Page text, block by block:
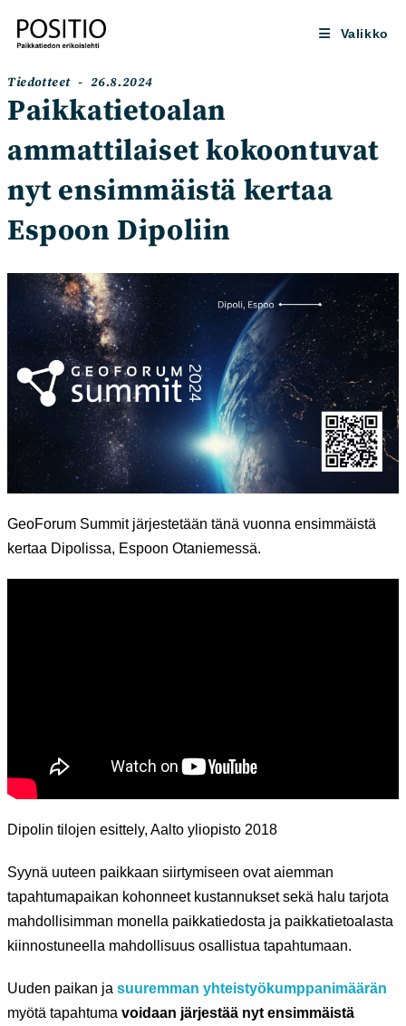
suoraan
sisältöön
Valikko
Artikkelin
kategoria:
Tiedotteet
Artikkeli
julkaistu:
26.8.2024
Paikkatietoalan
ammattilaiset kokoontuvat
nyt ensimmäistä kertaa
Espoon Dipoliin
GeoForum Summit järjestetään tänä vuonna ensimmäistä
kertaa Dipolissa, Espoon Otaniemessä.
Dipolin tilojen esittely, Aalto yliopisto 2018
Syynä uuteen paikkaan siirtymiseen ovat aiemman
tapahtumapaikan kohonneet kustannukset sekä halu tarjota
mahdollisimman monella paikkatiedosta ja paikkatietoalasta
kiinnostuneella mahdollisuus osallistua tapahtumaan.
Uuden paikan ja suuremman yhteistyökumppanimäärän
myötä tapahtuma voidaan järjestää nyt ensimmäistä